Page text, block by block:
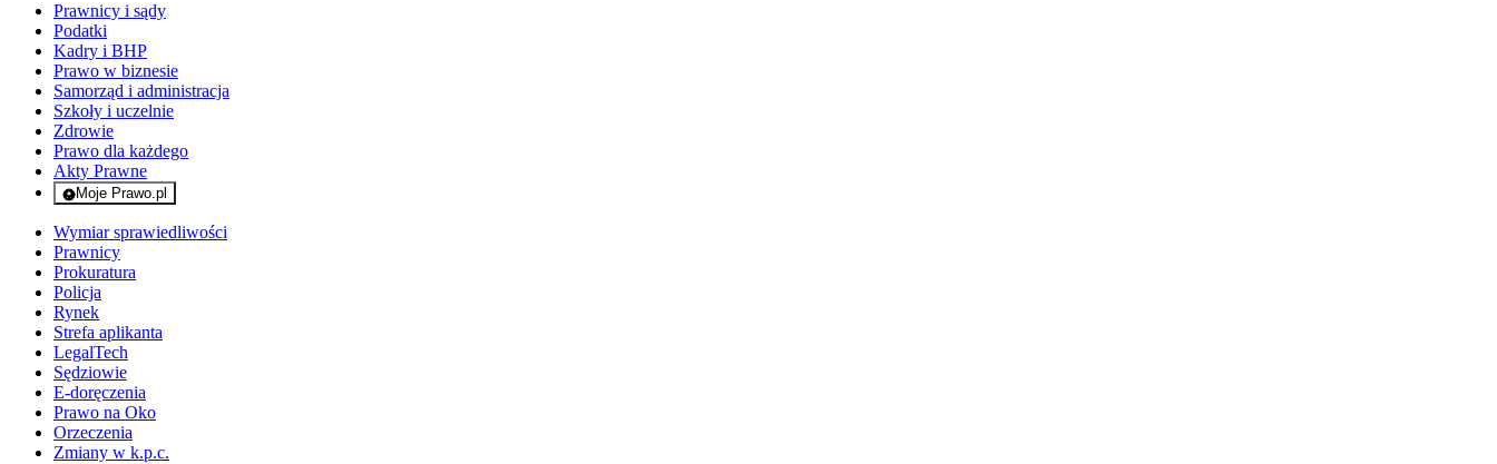
Prawnicy i sądy
Podatki
Kadry i BHP
Prawo w biznesie
Samorząd i administracja
Szkoły i uczelnie
Zdrowie
Prawo dla każdego
Akty Prawne
Moje Prawo.pl
- rejestracja i logowanie do serwisu
Wymiar sprawiedliwości
Prawnicy
Prokuratura
Policja
Rynek
Strefa aplikanta
LegalTech
Sędziowie
E-doręczenia
Prawo na Oko
Orzeczenia
Zmiany w k.p.c.